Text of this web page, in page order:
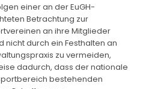
einer an der EuGH-
Betrachtung zur
an ihre Mitglieder
nicht durch ein Festhalten an
zu vermeiden,
dadurch, dass der nationale
bestehenden